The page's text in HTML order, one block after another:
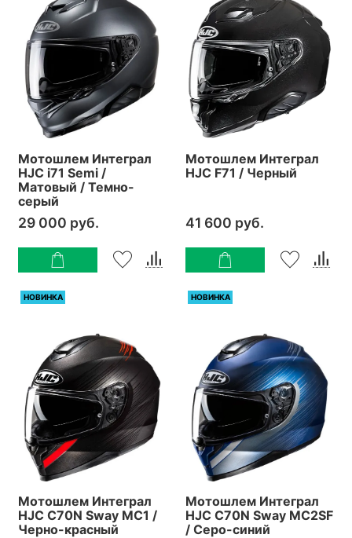
Мотошлем Интеграл
HJC i71 Semi /
Матовый / Темно-
серый
29 000 руб.
Мотошлем Интеграл
HJC F71 / Черный
41 600 руб.
НОВИНКА
Мотошлем Интеграл
HJC C70N Sway MC1 /
Черно-красный
НОВИНКА
Мотошлем Интеграл
HJC C70N Sway MC2SF
/ Серо-синий